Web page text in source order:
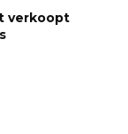
verkoopt